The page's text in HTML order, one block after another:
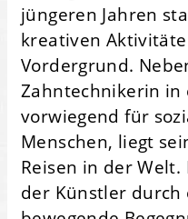
jüngeren Jahren
kreativen
Vordergrund.
Zahntechnikerin in
vorwiegend für
Menschen, liegt
Reisen in der Welt.
der Künstler durch